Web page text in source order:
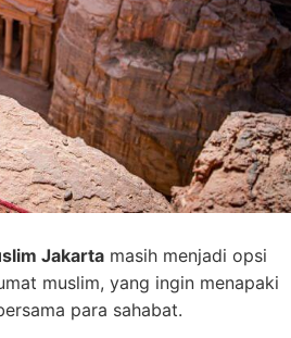
Jakarta masih menjadi opsi
muslim, yang ingin menapaki
para sahabat.